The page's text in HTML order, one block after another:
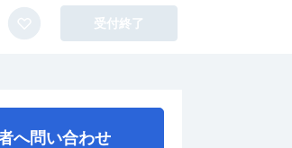
受付終了
へ問い合わせ